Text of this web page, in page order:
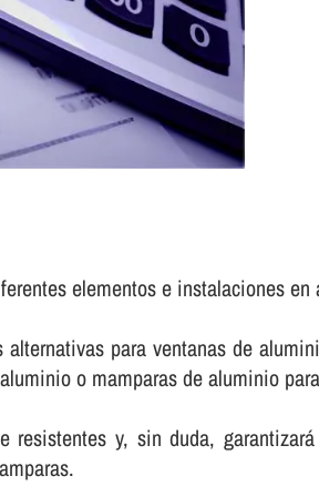
elementos e instalaciones
para ventanas de
o mamparas de aluminio
resistentes y, sin duda,